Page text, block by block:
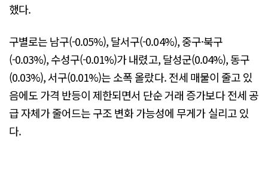
했다.
구별로는 남구(-0.05%), 달서구(-0.04%), 중구·북구
(-0.03%), 수성구(-0.01%)가 내렸고, 달성군(0.04%), 동구
(0.03%), 서구(0.01%)는 소폭 올랐다. 전세 매물이 줄고 있
음에도 가격 반등이 제한되면서 단순 거래 증가보다 전세 공
급 자체가 줄어드는 구조 변화 가능성에 무게가 실리고 있
다.